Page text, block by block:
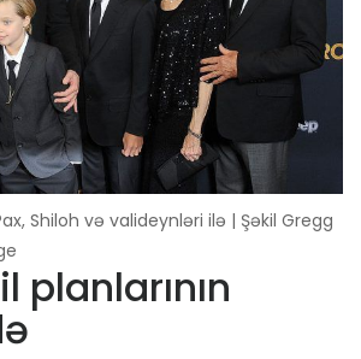
Shiloh və valideynləri ilə | Şəkil Gregg
planlarının